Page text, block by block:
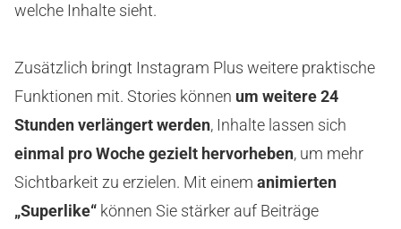
welche Inhalte sieht.
Zusätzlich bringt Instagram Plus weitere praktische
Funktionen mit. Stories können um weitere 24
Stunden verlängert werden, Inhalte lassen sich
einmal pro Woche gezielt hervorheben, um mehr
Sichtbarkeit zu erzielen. Mit einem animierten
„Superlike“ können Sie stärker auf Beiträge